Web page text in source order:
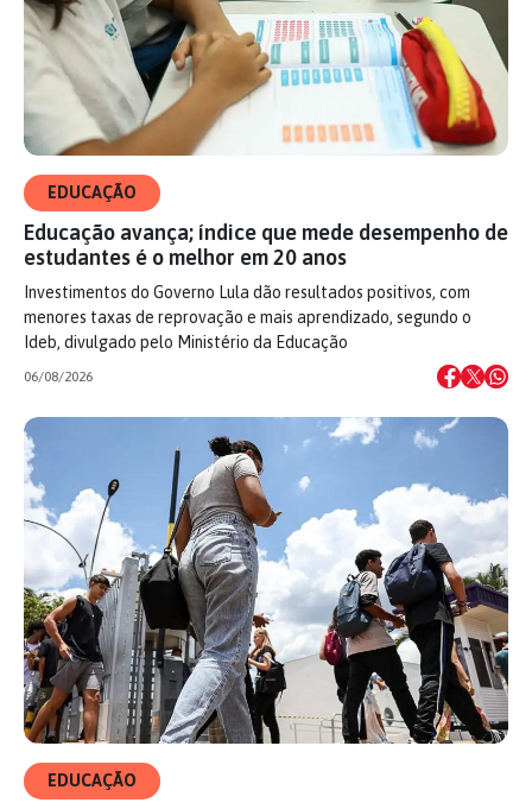
EDUCAÇÃO
Educação avança; índice que mede desempenho de
estudantes é o melhor em 20 anos
Investimentos do Governo Lula dão resultados positivos, com
menores taxas de reprovação e mais aprendizado, segundo o
Ideb, divulgado pelo Ministério da Educação
06/08/2026
EDUCAÇÃO